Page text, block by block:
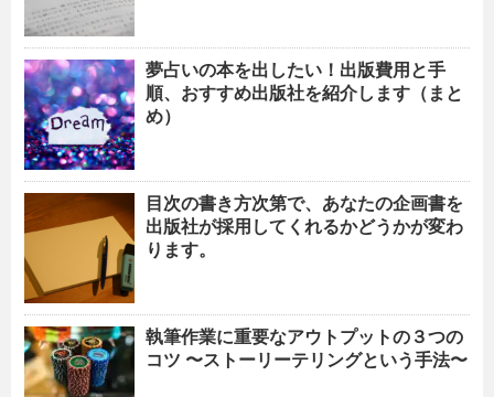
夢占いの本を出したい！出版費用と手
順、おすすめ出版社を紹介します（まと
め）
目次の書き方次第で、あなたの企画書を
出版社が採用してくれるかどうかが変わ
ります。
執筆作業に重要なアウトプットの３つの
コツ 〜ストーリーテリングという手法〜